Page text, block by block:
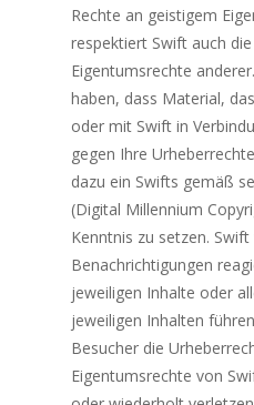
Rechte an geistigem
respektiert Swift auch
Eigentumsrechte
haben, dass Material,
oder mit Swift in
gegen Ihre
dazu ein Swifts gemäß
(Digital Millennium
Kenntnis zu setzen.
Benachrichtigungen
jeweiligen Inhalte oder
jeweiligen Inhalten
Besucher die
Eigentumsrechte von